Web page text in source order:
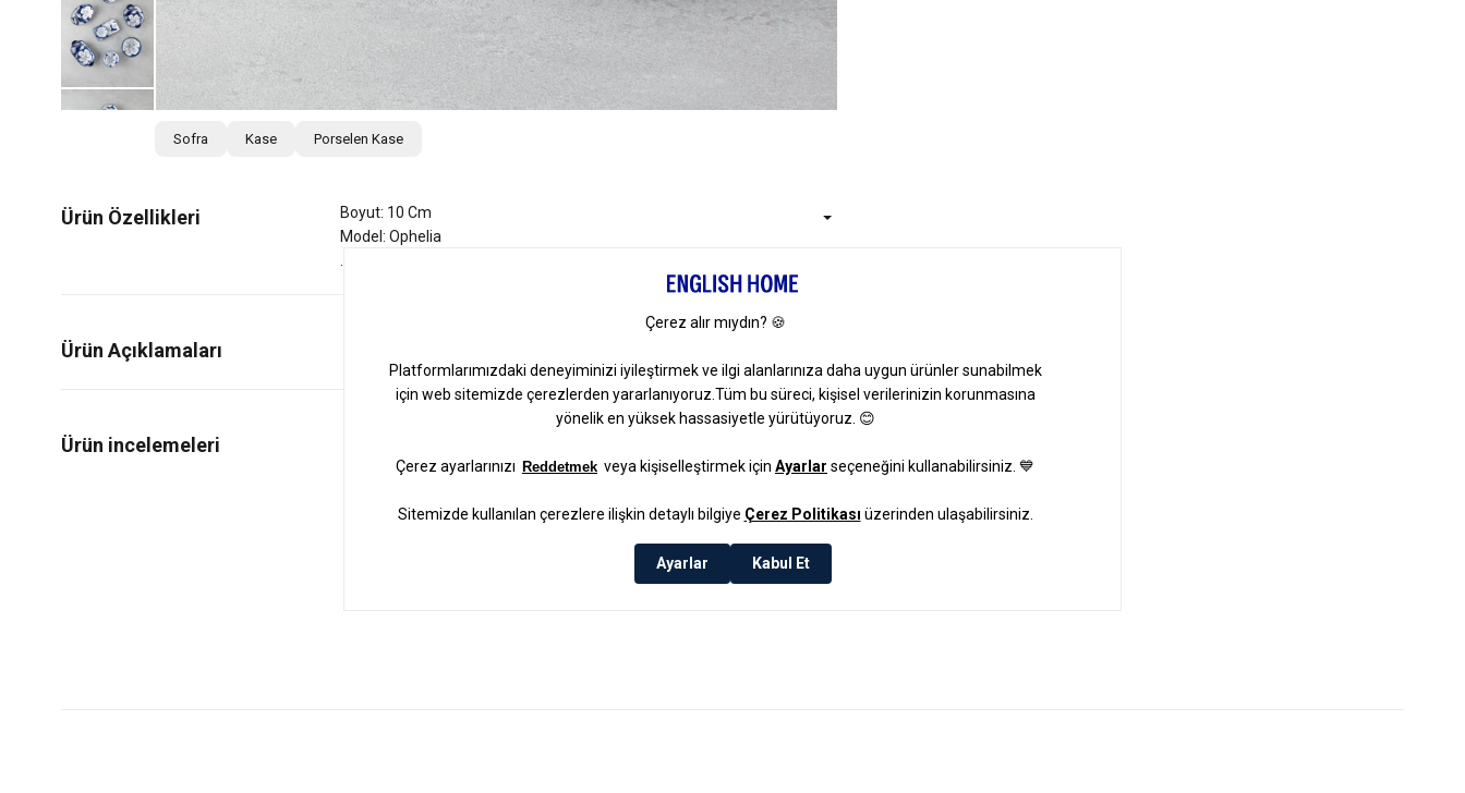
Sofra Kase Porselen Kase
Ürün Özellikleri
Boyut: 10 Cm
Model: Ophelia
Ürün Açıklamaları